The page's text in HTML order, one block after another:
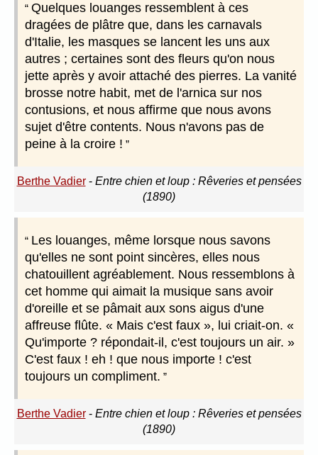
Quelques louanges ressemblent à ces
dragées de plâtre que, dans les carnavals
d'Italie, les masques se lancent les uns aux
autres ; certaines sont des fleurs qu'on nous
jette après y avoir attaché des pierres. La vanité
brosse notre habit, met de l'arnica sur nos
contusions, et nous affirme que nous avons
sujet d'être contents. Nous n'avons pas de
peine à la croire !
Berthe Vadier- Entre chien et loup : Rêveries et pensées
(1890)
Les louanges, même lorsque nous savons
qu'elles ne sont point sincères, elles nous
chatouillent agréablement. Nous ressemblons à
cet homme qui aimait la musique sans avoir
d'oreille et se pâmait aux sons aigus d'une
affreuse flûte. « Mais c'est faux », lui criait-on. «
Qu'importe ? répondait-il, c'est toujours un air. »
C'est faux ! eh ! que nous importe ! c'est
toujours un compliment.
Berthe Vadier- Entre chien et loup : Rêveries et pensées
(1890)